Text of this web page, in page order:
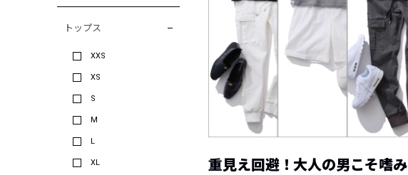
トップス
XXS
XS
S
M
L
XL
重見え回避！大人の男こそ嗜み